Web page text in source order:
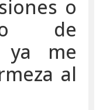
o
de
ya me
al